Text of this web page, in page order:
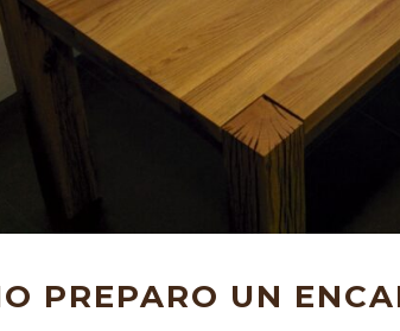
PREPARO UN